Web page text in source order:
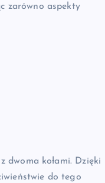
zarówno aspekty
dwoma kołami. Dzięki
do tego